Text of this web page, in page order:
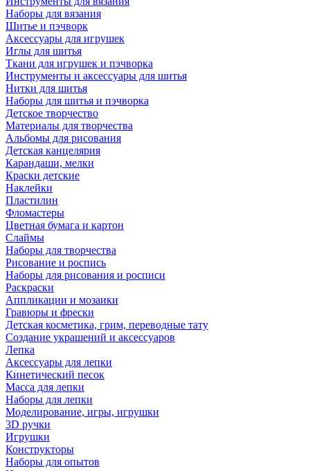
Наборы для вязания
Шитье и пэчворк
Аксессуары для игрушек
Иглы для шитья
Ткани для игрушек и пэчворка
Инструменты и аксессуары для шитья
Нитки для шитья
Наборы для шитья и пэчворка
Детское творчество
Материалы для творчества
Альбомы для рисования
Детская канцелярия
Карандаши, мелки
Краски детские
Наклейки
Пластилин
Фломастеры
Цветная бумага и картон
Слаймы
Наборы для творчества
Рисование и роспись
Наборы для рисования и росписи
Раскраски
Аппликации и мозаики
Гравюры и фрески
Детская косметика, грим, переводные тату
Создание украшений и аксессуаров
Лепка
Аксессуары для лепки
Кинетический песок
Масса для лепки
Наборы для лепки
Моделирование, игры, игрушки
3D ручки
Игрушки
Конструкторы
Наборы для опытов